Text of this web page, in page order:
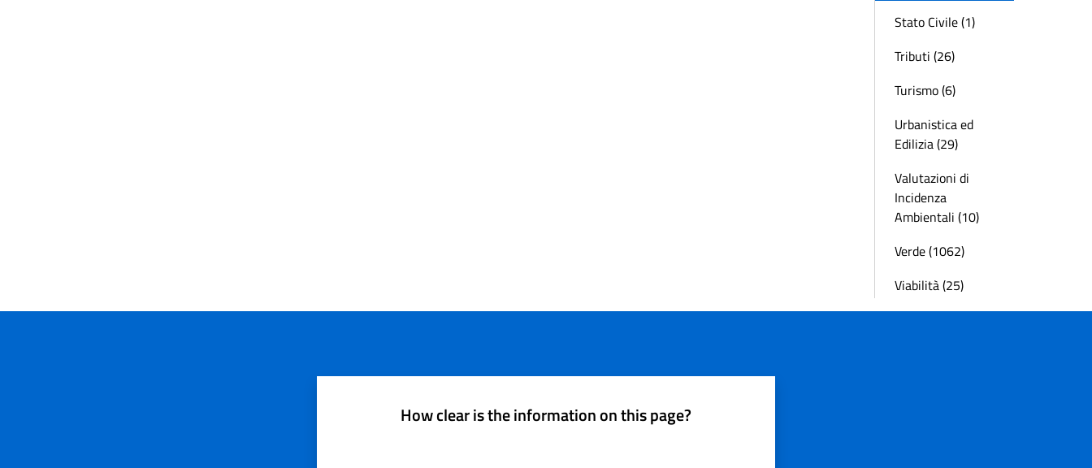
Stato Civile (1)
Tributi (26)
Turismo (6)
Urbanistica ed
Edilizia (29)
Valutazioni di
Incidenza
Ambientali (10)
Verde (1062)
Viabilità (25)
How clear is the information on this page?